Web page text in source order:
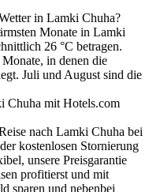
in Lamki Chuha?
Monate in Lamki
26 °C betragen.
in denen die
Juli und August sind die
Chuha mit Hotels.com
nach Lamki Chuha bei
kostenlosen Stornierung
unsere Preisgarantie
profitierst und mit
sparen und nebenbei